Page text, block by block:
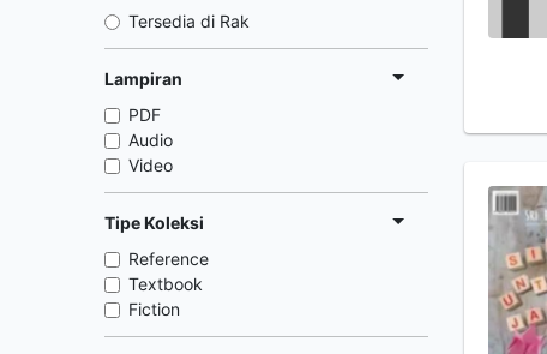
Tersedia di Rak
Lampiran
PDF
Audio
Video
Tipe Koleksi
Reference
Textbook
Fiction